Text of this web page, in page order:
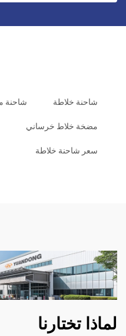
شاحنة خلاطة شاحنة
مضخة خلاط خرساني
سعر شاحنة خلاطة
لماذا تختارنا